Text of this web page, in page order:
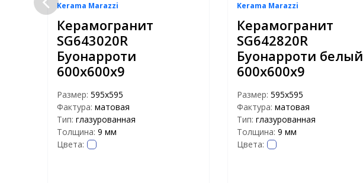
Kerama Marazzi
Керамогранит
SG643020R
Буонарроти
600х600х9
Размер: 595x595
Фактура: матовая
Тип: глазурованная
Толщина: 9 мм
Цвета:
Kerama Marazzi
Керамогранит
SG642820R
Буонарроти белый
600х600х9
Размер: 595x595
Фактура: матовая
Тип: глазурованная
Толщина: 9 мм
Цвета: